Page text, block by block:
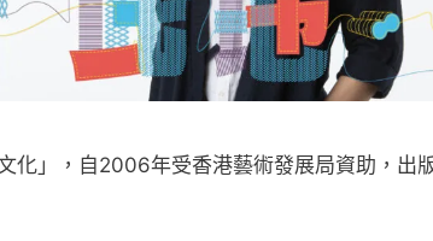
化」，自2006年受香港藝術發展局資助，出